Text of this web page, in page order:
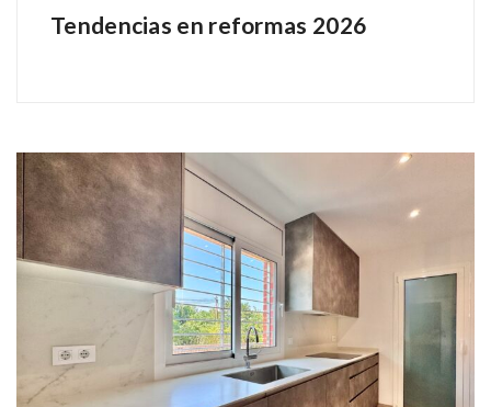
Tendencias en reformas 2026